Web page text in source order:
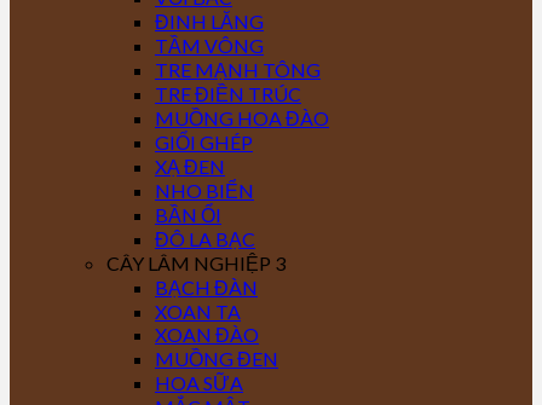
ĐINH LĂNG
TẦM VÔNG
TRE MẠNH TÔNG
TRE ĐIỀN TRÚC
MUỒNG HOA ĐÀO
GIỔI GHÉP
XẠ ĐEN
NHO BIỂN
BẦN ỔI
ĐÔ LA BẠC
CÂY LÂM NGHIỆP 3
BẠCH ĐÀN
XOAN TA
XOAN ĐÀO
MUỒNG ĐEN
HOA SỮA